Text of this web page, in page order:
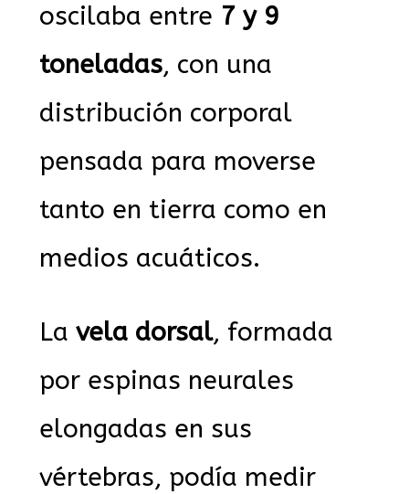
oscilaba entre 7 y 9
toneladas, con una
distribución corporal
pensada para moverse
tanto en tierra como en
medios acuáticos.
Lavela dorsal, formada
por espinas neurales
elongadas en sus
vértebras, podía medir